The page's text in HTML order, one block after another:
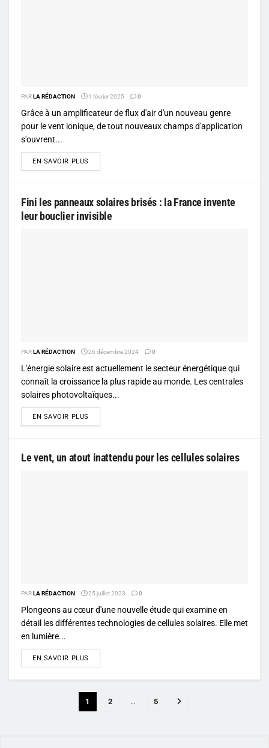
PARLA RÉDACTION 1 février 2025 0
Grâce à un amplificateur de flux d'air d'un nouveau genre
pour le vent ionique, de tout nouveaux champs d'application
s'ouvrent...
EN SAVOIR PLUS
Fini les panneaux solaires brisés : la France invente
leur bouclier invisible
PARLA RÉDACTION 26 décembre 2024 0
L'énergie solaire est actuellement le secteur énergétique qui
connaît la croissance la plus rapide au monde. Les centrales
solaires photovoltaïques...
EN SAVOIR PLUS
Le vent, un atout inattendu pour les cellules solaires
PARLA RÉDACTION 25 juillet 2023 0
Plongeons au cœur d'une nouvelle étude qui examine en
détail les différentes technologies de cellules solaires. Elle met
en lumière...
EN SAVOIR PLUS
1 2 … 5